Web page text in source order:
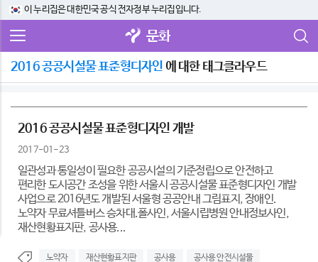
이 누리집은 대한민국 공식 전자정부 누리집입니다.
문화
2016 공공시설물 표준형디자인 에 대한 태그클라우드
2016 공공시설물 표준형디자인 개발
2017-01-23
일관성과 통일성이 필요한 공공시설의 기준정립으로 안전하고
편리한 도시공간 조성을 위한 서울시 공공시설물 표준형디자인 개발
사업으로 2016년도 개발된 서울형 공공안내 그림표지, 장애인.
노약자 무료셔틀버스 승차대.폴사인, 서울시립병원 안내정보사인,
재산현황표지판, 공사용...
노약자 재산현황표지판 공사용 공사용 안전시설물